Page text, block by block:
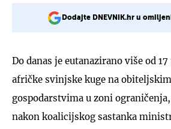
Dodajte DNEVNIK.hr u
Do danas je eutanazirano više od
afričke svinjske kuge na
gospodarstvima u zoni
nakon koalicijskog sastanka